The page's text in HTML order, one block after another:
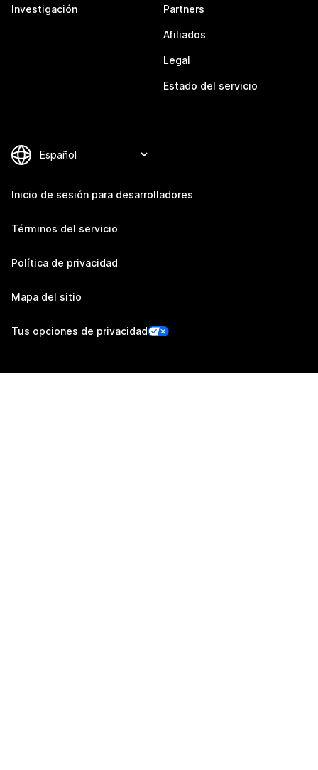
Investigación Partners
Afiliados
Legal
Estado del servicio
Inicio de sesión para desarrolladores
Términos del servicio
Política de privacidad
Mapa del sitio
Tus opciones de privacidad